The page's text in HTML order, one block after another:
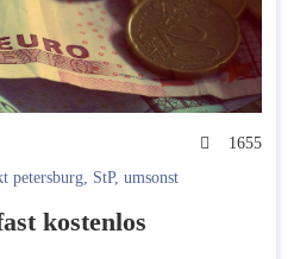
1655
petersburg, StP, umsonst
kostenlos